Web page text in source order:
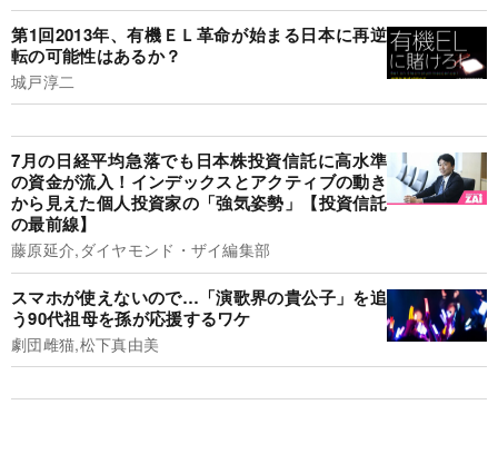
第1回2013年、有機ＥＬ革命が始まる日本に再逆
転の可能性はあるか？
城戸淳二
7月の日経平均急落でも日本株投資信託に高水準
の資金が流入！インデックスとアクティブの動き
から見えた個人投資家の「強気姿勢」【投資信託
の最前線】
藤原延介,ダイヤモンド・ザイ編集部
スマホが使えないので…「演歌界の貴公子」を追
う90代祖母を孫が応援するワケ
劇団雌猫,松下真由美